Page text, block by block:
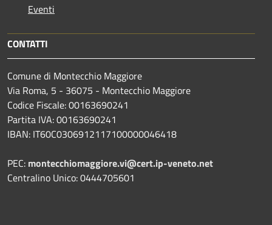
Eventi
CONTATTI
Comune di Montecchio Maggiore
Via Roma, 5 - 36075 - Montecchio Maggiore
Codice Fiscale: 00163690241
Partita IVA: 00163690241
IBAN: IT60C0306912117100000046418
PEC: montecchiomaggiore.vi@cert.ip-veneto.net
Centralino Unico: 0444705601